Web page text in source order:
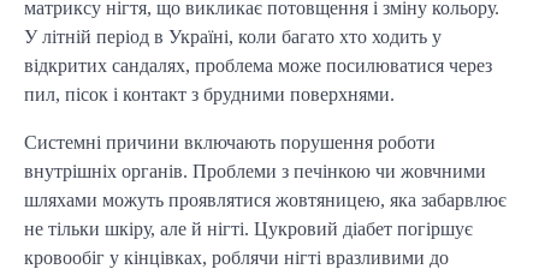
матриксу нігтя, що викликає потовщення і зміну кольору.
У літній період в Україні, коли багато хто ходить у
відкритих сандалях, проблема може посилюватися через
пил, пісок і контакт з брудними поверхнями.
Системні причини включають порушення роботи
внутрішніх органів. Проблеми з печінкою чи жовчними
шляхами можуть проявлятися жовтяницею, яка забарвлює
не тільки шкіру, але й нігті. Цукровий діабет погіршує
кровообіг у кінцівках, роблячи нігті вразливими до